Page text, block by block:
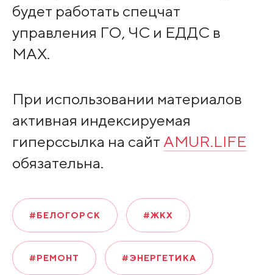
будет работать спецчат
управления ГО, ЧС и ЕДДС в
МАХ.
При использовании материалов
активная индексируемая
гиперссылка на сайт AMUR.LIFE
обязательна.
#БЕЛОГОРСК #ЖКХ
#РЕМОНТ #ЭНЕРГЕТИКА